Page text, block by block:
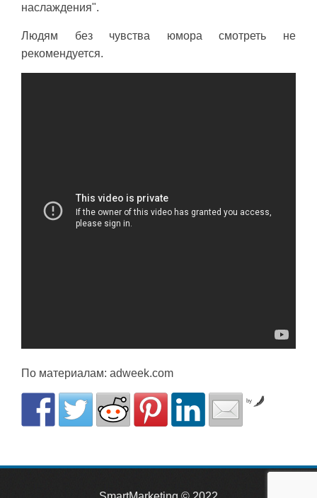
наслаждения".
Людям без чувства юмора смотреть не
рекомендуется.
По материалам: adweek.com
by